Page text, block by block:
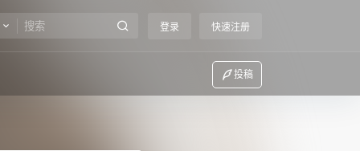
登录 快速注册
投稿